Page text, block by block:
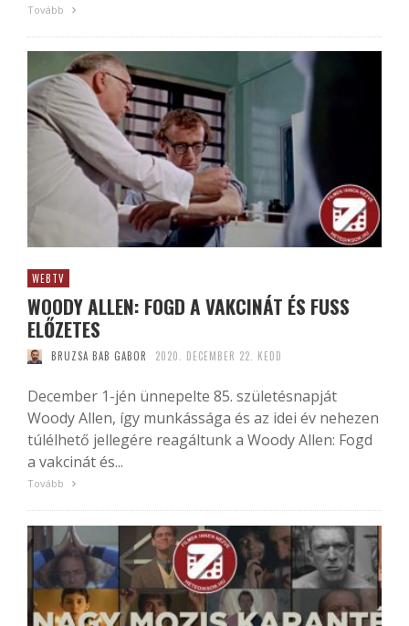
Tovább
WEBTV
WOODY ALLEN: FOGD A VAKCINÁT ÉS FUSS
ELŐZETES
BRUZSA BAB GABOR 2020. DECEMBER 22. KEDD
December 1-jén ünnepelte 85. születésnapját
Woody Allen, így munkássága és az idei év nehezen
túlélhető jellegére reagáltunk a Woody Allen: Fogd
a vakcinát és...
Tovább